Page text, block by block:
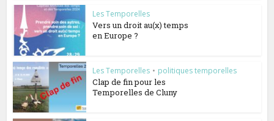
Les Temporelles
Vers un droit au(x) temps
en Europe ?
Les Temporelles • politiques temporelles
Clap de fin pour les
Temporelles de Cluny